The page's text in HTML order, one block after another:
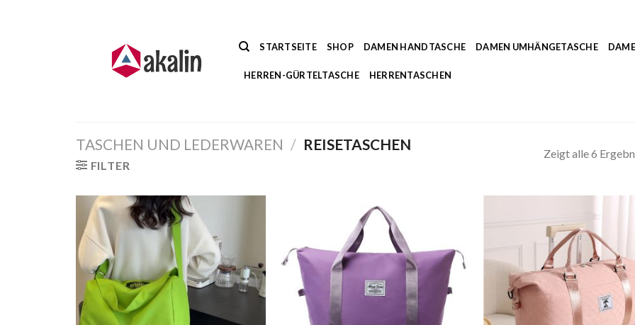
STARTSEITE SHOP DAMEN HANDTASCHE DAMEN UMHÄNGETASCHE
HERREN-GÜRTELTASCHE HERRENTASCHEN
TASCHEN UND LEDERWAREN / REISETASCHEN
FILTER
Zeigt alle 6